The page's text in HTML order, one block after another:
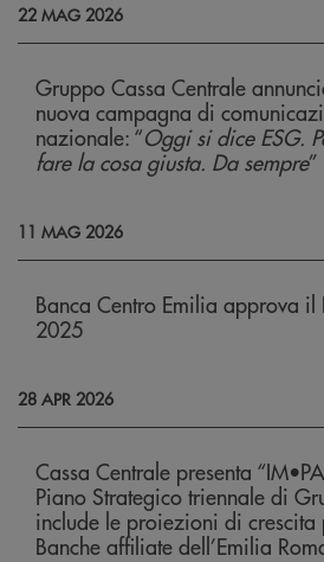
22 MAG 2026
Gruppo Cassa Centrale
nuova campagna di
nazionale: “Oggi si dice ESG.
fare la cosa giusta. Da sempre”
11 MAG 2026
Banca Centro Emilia approva il
2025
28 APR 2026
Cassa Centrale presenta
Piano Strategico triennale di
include le proiezioni di crescita
Banche affiliate dell’Emilia